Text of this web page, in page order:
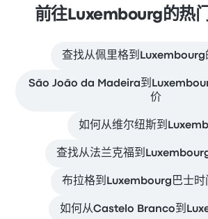
前往Luxembourg的热
查找从佩里格到Luxembourg
São João da Madeira到
价
如何从维尔纽斯到
查找从法兰克福到
布拉格到Luxembourg巴士时
如何从Castelo Branco到